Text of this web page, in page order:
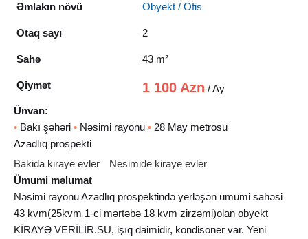
Əmlakın növü Obyekt / Ofis
Otaq sayı 2
Sahə 43 m²
Qiymət 1 100 Azn / Ay
Ünvan:
• Bakı şəhəri • Nəsimi rayonu • 28 May metrosu
Azadlıq prospekti
Bakida kiraye evler
Nesimide kiraye evler
Ümumi məlumat
Nəsimi rayonu Azadlıq prospektində yerləşən ümumi sahəsi
43 kvm(25kvm 1-ci mərtəbə 18 kvm zirzəmi)olan obyekt
KİRAYƏ VERİLİR.SU, işıq daimidir, kondisoner var. Yeni